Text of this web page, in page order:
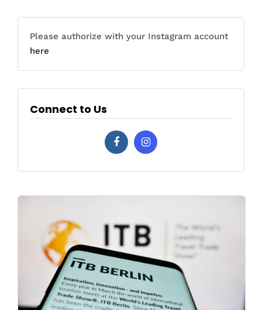
Please authorize with your Instagram account
here
Connect to Us